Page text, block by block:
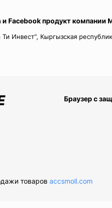
Facebook продукт компании
Инвест”, Кыргызская
Браузер с
товаров accsmoll.com